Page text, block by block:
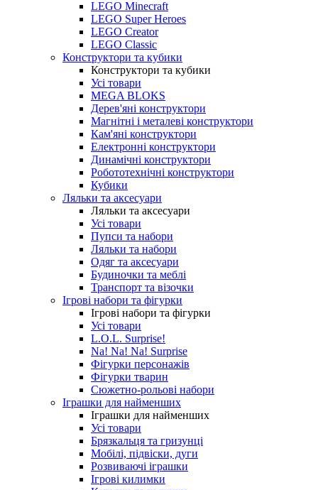
LEGO Minecraft
LEGO Super Heroes
LEGO Creator
LEGO Classic
Конструктори та кубики
Конструктори та кубики
Усі товари
MEGA BLOKS
Дерев'яні конструктори
Магнітні і металеві конструктори
Кам'яні конструктори
Електронні конструктори
Динамічні конструктори
Робототехнічні конструктори
Кубики
Ляльки та аксесуари
Ляльки та аксесуари
Усі товари
Пупси та набори
Ляльки та набори
Одяг та аксесуари
Будиночки та меблі
Транспорт та візочки
Ігрові набори та фігурки
Ігрові набори та фігурки
Усі товари
L.O.L. Surprise!
Na! Na! Na! Surprise
Фігурки персонажів
Фігурки тварин
Сюжетно-рольові набори
Іграшки для найменших
Іграшки для найменших
Усі товари
Брязкальця та гризунці
Мобілі, підвіски, дуги
Розвиваючі іграшки
Ігрові килимки